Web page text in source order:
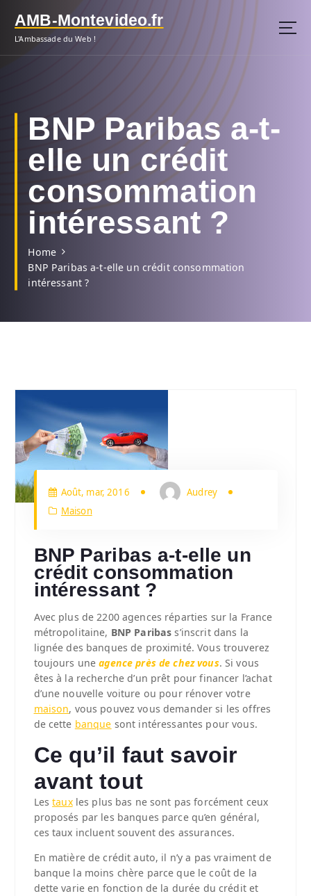
p
AMB-Montevideo.fr
L'Ambassade du Web !
BNP Paribas a-t-
elle un crédit
consommation
intéressant ?
Home
BNP Paribas a-t-elle un crédit consommation
intéressant ?
Août, mar, 2016
Audrey
Maison
BNP Paribas a-t-elle un
crédit consommation
intéressant ?
Avec plus de 2200 agences réparties sur la France
métropolitaine, BNP Paribas s’inscrit dans la
lignée des banques de proximité. Vous trouverez
toujours uneagence près de chez vous. Si vous
êtes à la recherche d’un prêt pour financer l’achat
d’une nouvelle voiture ou pour rénover votre
maison, vous pouvez vous demander si les offres
de cette banque sont intéressantes pour vous.
Ce qu’il faut savoir
avant tout
Lestauxles plus bas ne sont pas forcément ceux
proposés par les banques parce qu’en général,
ces taux incluent souvent des assurances.
En matière de crédit auto, il n’y a pas vraiment de
banque la moins chère parce que le coût de la
dette varie en fonction de la durée du crédit et